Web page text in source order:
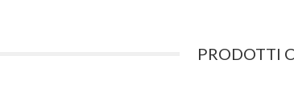
PRODOTTI